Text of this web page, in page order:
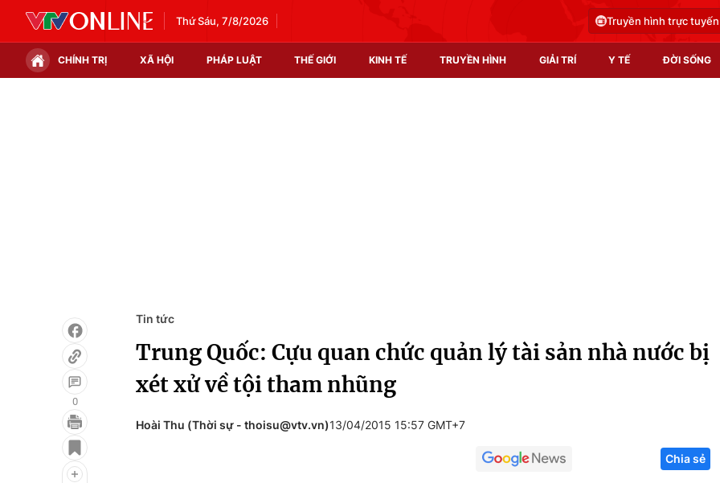
Thứ Sáu, 7/8/2026 Truyền hình trực tuyến
CHÍNH TRỊ XÃ HỘI PHÁP LUẬT THẾ GIỚI KINH TẾ TRUYỀN HÌNH GIẢI TRÍ Y TẾ ĐỜI SỐNG
Infographic
Điện ảnh
Tuyển sinh
Hitech Công
0
Tin tức
Trung Quốc: Cựu quan chức quản lý tài sản nhà nước bị
xét xử về tội tham nhũng
Hoài Thu (Thời sự - thoisu@vtv.vn)13/04/2015 15:57 GMT+7
Chia sẻ